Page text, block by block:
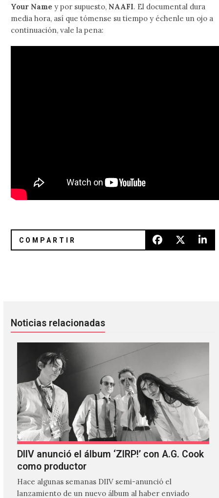
Your Name y por supuesto, NAAFI. El documental dura
media hora, así que tómense su tiempo y échenle un ojo a
continuación, vale la pena:
Noticias relacionadas
DIIV anunció el álbum ‘ZIRP!’ con A.G. Cook
como productor
Hace algunas semanas DIIV semi-anunció el
lanzamiento de un nuevo álbum al haber enviado